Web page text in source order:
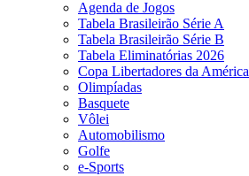
Agenda de Jogos
Tabela Brasileirão Série A
Tabela Brasileirão Série B
Tabela Eliminatórias 2026
Copa Libertadores da América
Olimpíadas
Basquete
Vôlei
Automobilismo
Golfe
e-Sports